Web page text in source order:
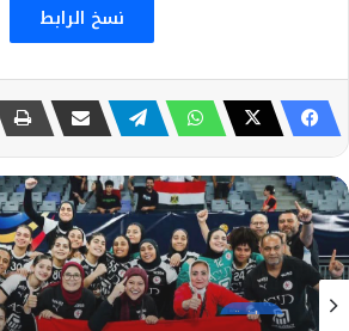
نسخ الرابط
رياضة